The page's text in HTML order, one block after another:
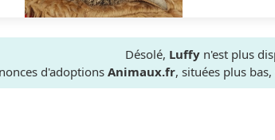
Désolé, Luffy n'est plus
d'adoptions Animaux.fr, situées plus